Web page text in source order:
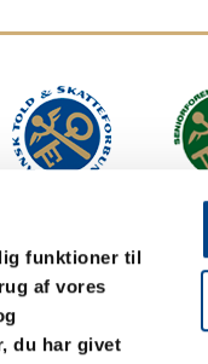
funktioner til
af vores
du har givet